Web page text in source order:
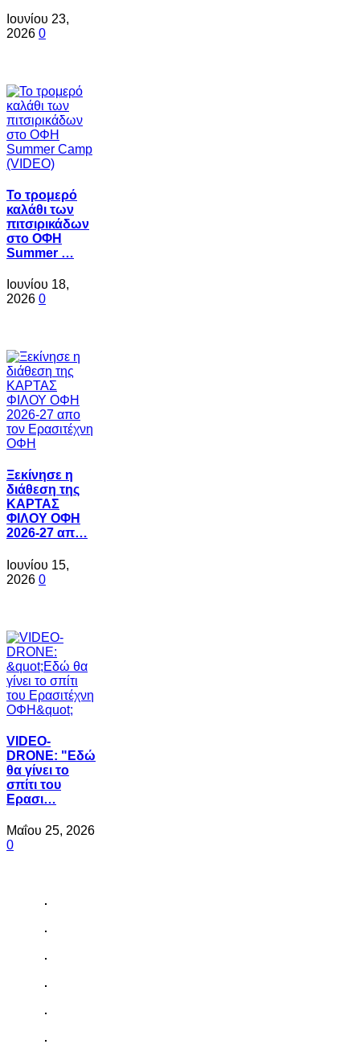
Ιουνίου 23,
2026 0
Το τρομερό
καλάθι των
πιτσιρικάδων
στο ΟΦΗ
Summer …
Ιουνίου 18,
2026 0
Ξεκίνησε η
διάθεση της
ΚΑΡΤΑΣ
ΦΙΛΟΥ ΟΦΗ
2026-27 απ…
Ιουνίου 15,
2026 0
VIDEO-
DRONE: "Εδώ
θα γίνει το
σπίτι του
Ερασι…
Μαΐου 25, 2026
0